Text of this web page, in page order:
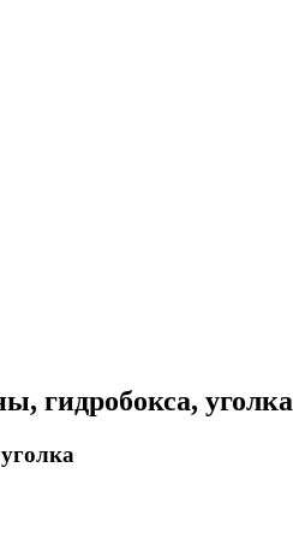
гидробокса, уголка